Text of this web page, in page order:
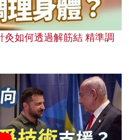
灸如何透過解筋結 精準調